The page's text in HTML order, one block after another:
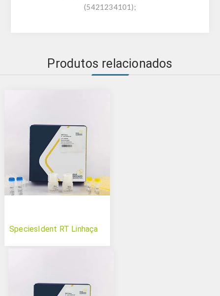
(5421234101);
Produtos relacionados
SpeciesIdent RT Linhaça